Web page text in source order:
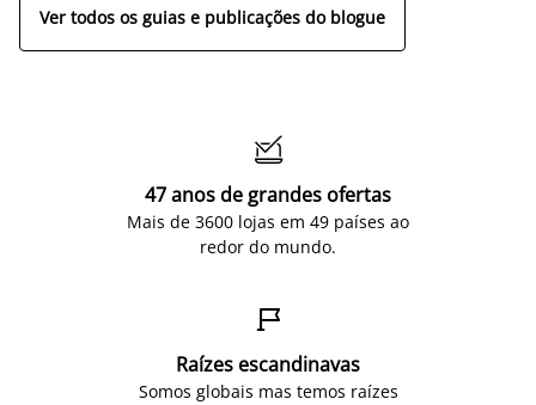
Ver todos os guias e publicações do blogue

47 anos de grandes ofertas
Mais de 3600 lojas em 49 países ao
redor do mundo.

Raízes escandinavas
Somos globais mas temos raízes